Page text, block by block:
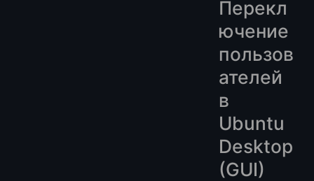
Перекл
ючение
пользов
ателей
в
Ubuntu
Desktop
(GUI)